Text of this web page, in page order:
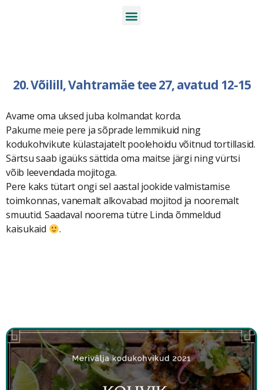
20. Võilill, Vahtramäe tee 27, avatud 12-15
Avame oma uksed juba kolmandat korda.
Pakume meie pere ja sõprade lemmikuid ning
kodukohvikute külastajatelt poolehoidu võitnud tortillasid.
Särtsu saab igaüks sättida oma maitse järgi ning vürtsi
võib leevendada mojitoga.
Pere kaks tütart ongi sel aastal jookide valmistamise
toimkonnas, vanemalt alkovabad mojitod ja nooremalt
smuutid. Saadaval noorema tütre Linda õmmeldud
kaisukaid
.